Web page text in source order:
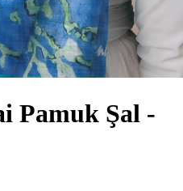
Pamuk Şal -